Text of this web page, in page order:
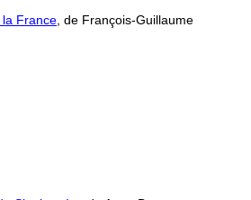
France , de François-Guillaume